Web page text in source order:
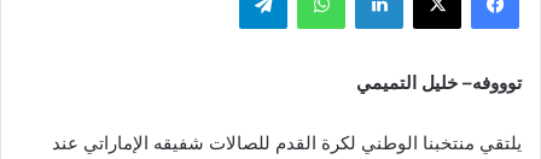
توووفه– خليل التميمي
يلتقي منتخبنا الوطني لكرة القدم للصالات شفيقه الإماراتي عند